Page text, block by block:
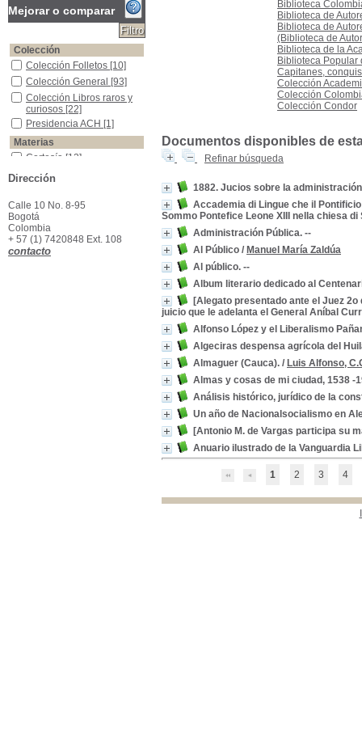
Biblioteca
Biblioteca de
Biblioteca de
(Biblioteca de
Biblioteca de la
Biblioteca
Capitanes,
Colección
Colección
Colección Condor
Documentos disponibles de
Refinar búsqueda
1882. Jucios sobre la
Accademia di Lingue che il
Sommo Pontefice Leone XIII nella chiesa
Administración Pública. --
Al Público / Manuel María Zaldúa
Al público. --
Album literario dedicado al
[Alegato presentado ante el Juez
juicio que le adelanta el General Aníbal
Alfonso López y el Liberalismo
Algeciras despensa agrícola del
Almaguer (Cauca). / Luis Alfonso,
Almas y cosas de mi ciudad, 1538 -
Análisis histórico, jurídico de la
Un año de Nacionalsocialismo en
[Antonio M. de Vargas participa su
Anuario ilustrado de la Vanguardia
1 2 3 4
Mejorar o comparar
Colección
Colección Folletos
Colección Folletos [10]
Colección General
Colección General [93]
Colección Libros raros y curiosos
Colección Libros raros y
curiosos [22]
Presidencia ACH
Presidencia ACH [1]
Materias
Cortesía
Cortesía [12]
Etiqueta
Etiqueta
Colombia -Historia -Estados Unidos de Colombia, 1863-1885
Colombia -Historia -
Estados Unidos de
Colombia, 1863-1885
Colombia -Tratados Internacionales
Colombia -Tratados
Internacionales
Colombia--Política y gobierno--Siglo XIX
Delitos de los Funcionarios -Colombia
Panamá -Historia -Separación de Colombia, 1903
Dirección
Calle 10 No. 8-95
Bogotá
Colombia
+ 57 (1) 7420848 Ext. 108
contacto